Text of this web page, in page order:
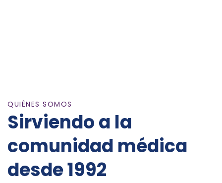
QUIÉNES SOMOS
Sirviendo a la
comunidad médica
desde 1992